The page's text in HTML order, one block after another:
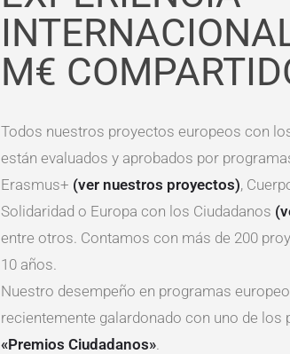
M€
Todos nuestros proyectos europeos con
están evaluados y aprobados por
Erasmus+ (ver nuestros proyectos),
Solidaridad o Europa con los Ciudadanos
entre otros. Contamos con más de 200
10 años.
Nuestro desempeño en programas
recientemente galardonado con uno de
«Premios Ciudadanos».